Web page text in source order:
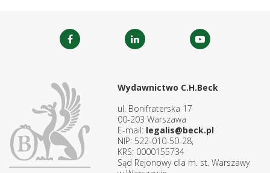
Wydawnictwo C.H.Beck
ul. Bonifraterska 17
00-203 Warszawa
E-mail: legalis@beck.pl
NIP: 522-010-50-28,
KRS: 0000155734
Sąd Rejonowy dla m. st. Warszawy